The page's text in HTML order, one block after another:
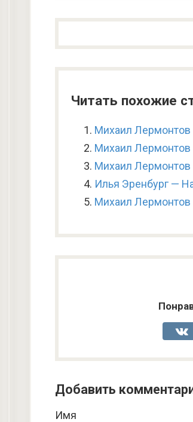
Читать похожие
Михаил
Михаил Лермонтов
Михаил
Илья Эренбург —
Михаил
Добавить
Имя